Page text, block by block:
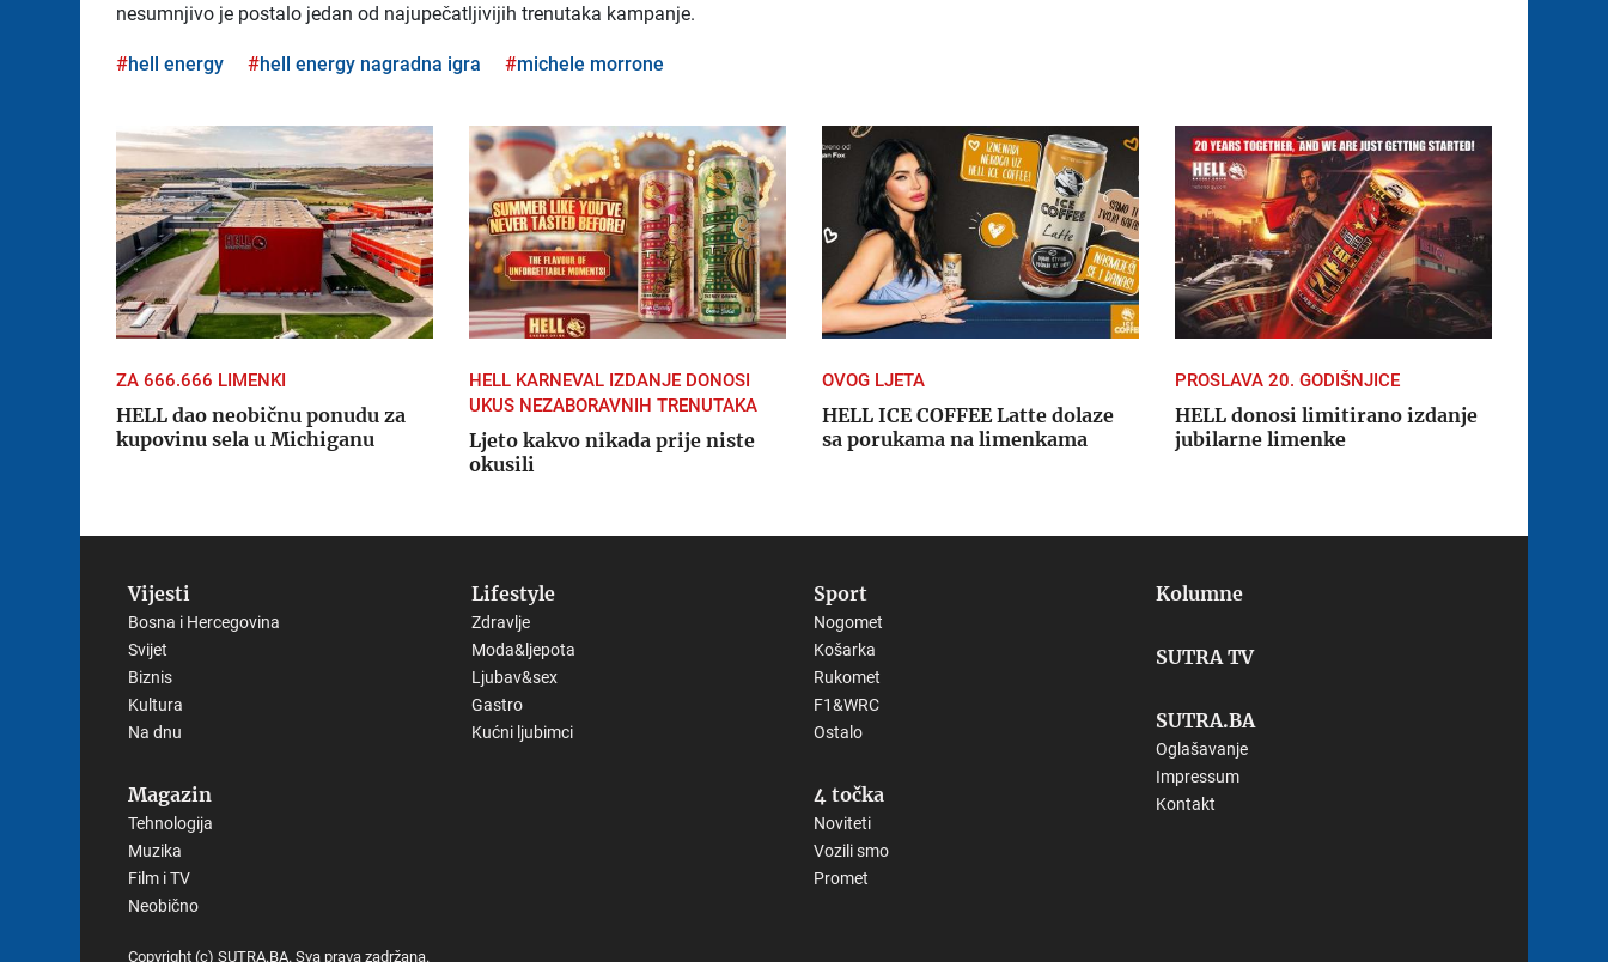
nesumnjivo je postalo jedan od najupečatljivijih trenutaka kampanje.
hell energy hell energy nagradna igra michele morrone
ZA 666.666 LIMENKI
HELL dao neobičnu ponudu za
kupovinu sela u Michiganu
HELL KARNEVAL IZDANJE DONOSI
UKUS NEZABORAVNIH TRENUTAKA
Ljeto kakvo nikada prije niste
okusili
OVOG LJETA
HELL ICE COFFEE Latte dolaze
sa porukama na limenkama
PROSLAVA 20. GODIŠNJICE
HELL donosi limitirano izdanje
jubilarne limenke
Vijesti
Bosna i Hercegovina
Svijet
Biznis
Kultura
Na dnu
Magazin
Tehnologija
Muzika
Film i TV
Neobično
Lifestyle
Zdravlje
Moda&ljepota
Ljubav&sex
Gastro
Kućni ljubimci
Sport
Nogomet
Košarka
Rukomet
F1&WRC
Ostalo
4 točka
Noviteti
Vozili smo
Promet
Kolumne
SUTRA TV
SUTRA.BA
Oglašavanje
Impressum
Kontakt
Copyright (c) SUTRA.BA. Sva prava zadržana.